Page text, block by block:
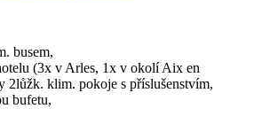
busem,
(3x v Arles, 1x v okolí Aix en
2lůžk. klim. pokoje s příslušenstvím,
bufetu,